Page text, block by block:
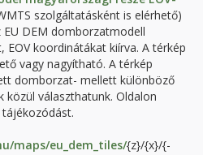
szolgáltatásként is elérhető)
DEM domborzatmodell
koordinátákat kiírva. A térkép
vagy nagyítható. A térkép
domborzat- mellett különböző
választhatunk. Oldalon
maps/eu_dem_tiles/{z}/{x}/{-